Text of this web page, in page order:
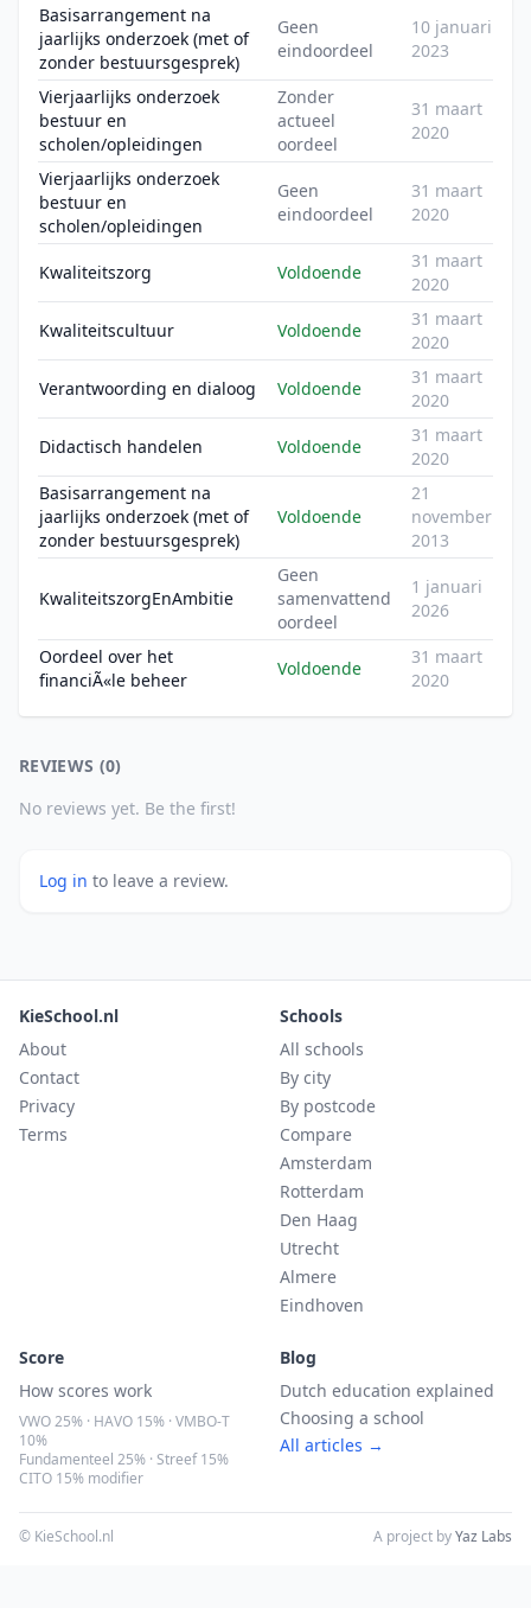
Basisarrangement na
jaarlijks onderzoek (met of
zonder bestuursgesprek)
Geen
eindoordeel
10 januari
2023
Vierjaarlijks onderzoek
bestuur en
scholen/opleidingen
Zonder
actueel
oordeel
31 maart
2020
Vierjaarlijks onderzoek
bestuur en
scholen/opleidingen
Geen
eindoordeel
31 maart
2020
Kwaliteitszorg Voldoende
31 maart
2020
Kwaliteitscultuur Voldoende
31 maart
2020
Verantwoording en dialoog Voldoende
31 maart
2020
Didactisch handelen Voldoende
31 maart
2020
Basisarrangement na
jaarlijks onderzoek (met of
zonder bestuursgesprek)
Voldoende
21
november
2013
KwaliteitszorgEnAmbitie
Geen
samenvattend
oordeel
1 januari
2026
Oordeel over het
financiÃ«le beheer
Voldoende
31 maart
2020
REVIEWS (0)
No reviews yet. Be the first!
Log in to leave a review.
KieSchool.nl
About
Contact
Privacy
Terms
Schools
All schools
By city
By postcode
Compare
Amsterdam
Rotterdam
Den Haag
Utrecht
Almere
Eindhoven
Score
How scores work
VWO 25% · HAVO 15% · VMBO-T
10%
Fundamenteel 25% · Streef 15%
CITO 15% modifier
Blog
Dutch education explained
Choosing a school
All articles →
© KieSchool.nl A project byYaz Labs